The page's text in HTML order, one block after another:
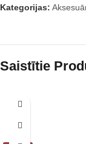
Kategorijas:
Saistītie